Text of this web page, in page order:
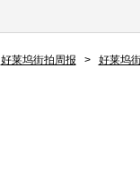
好莱坞街拍周报 >
好莱坞